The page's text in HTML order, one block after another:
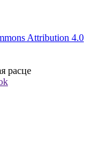
Attribution 4.0
расце